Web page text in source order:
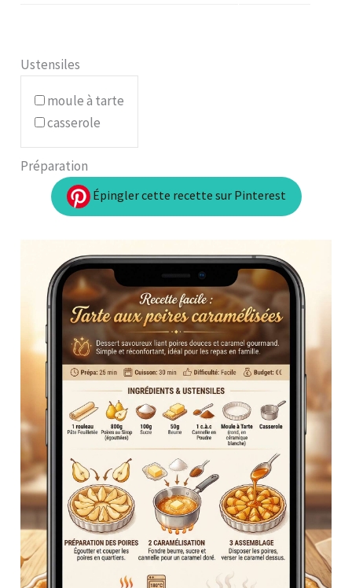
Ustensiles
moule à tarte
casserole
Préparation
Épingler cette recette sur Pinterest